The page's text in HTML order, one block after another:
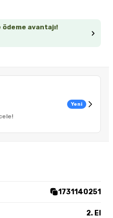
avantajı!
Yeni
1731140251
2. El